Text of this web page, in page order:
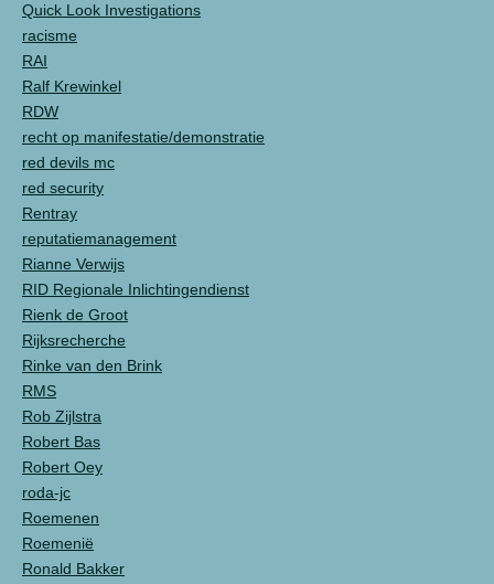
Quick Look Investigations
racisme
RAI
Ralf Krewinkel
RDW
recht op manifestatie/demonstratie
red devils mc
red security
Rentray
reputatiemanagement
Rianne Verwijs
RID Regionale Inlichtingendienst
Rienk de Groot
Rijksrecherche
Rinke van den Brink
RMS
Rob Zijlstra
Robert Bas
Robert Oey
roda-jc
Roemenen
Roemenië
Ronald Bakker